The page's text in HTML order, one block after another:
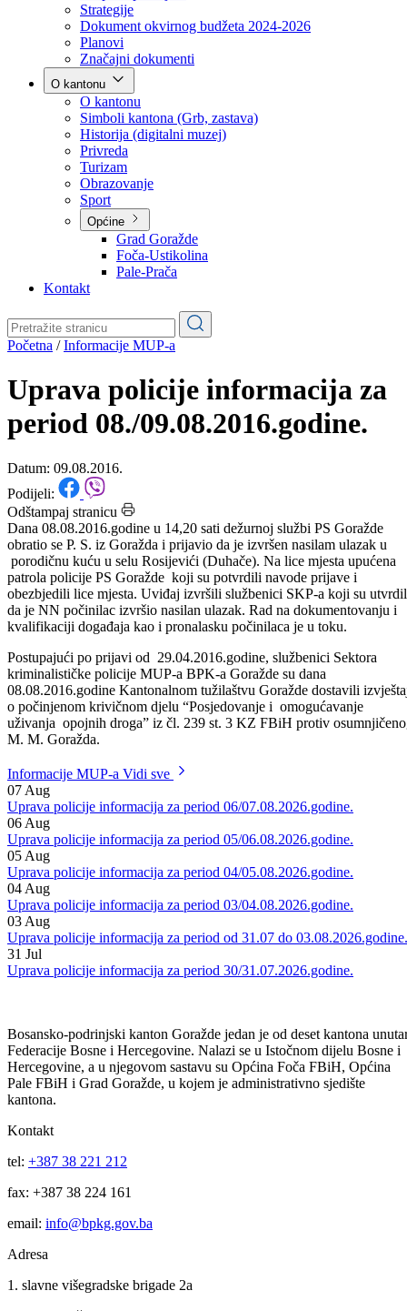
Poslovnik
Program rada Vlade
Ekspoze premijera
Strategije
Dokument okvirnog budžeta 2024-2026
Planovi
Značajni dokumenti
O kantonu
O kantonu
Simboli kantona (Grb, zastava)
Historija (digitalni muzej)
Privreda
Turizam
Obrazovanje
Općine
Pale-Prača
Kontakt
Početna/Informacije MUP-a
Uprava policije informacija za
period 08./09.08.2016.godine.
Datum: 09.08.2016.
Podijeli:
Odštampaj stranicu
Dana 08.08.2016.godine u 14,20 sati dežurnoj službi PS Goražde
obratio se P. S. iz Goražda i prijavio da je izvršen nasilam ulazak u
porodičnu kuću u selu Rosijevići (Duhače). Na lice mjesta upućena
patrola policije PS Goražde koji su potvrdili navode prijave i
da je NN počinilac izvršio nasilan ulazak. Rad na dokumentovanju i
kvalifikaciji događaja kao i pronalasku počinilaca je u toku.
Postupajući po prijavi od 29.04.2016.godine, službenici Sektora
kriminalističke policije MUP-a BPK-a Goražde su dana
08.08.2016.godine Kantonalnom tužilaštvu Goražde dostavili
uživanja opojnih droga” iz čl. 239 st. 3 KZ FBiH protiv
M. M. Goražda.
Informacije MUP-a
07Aug
Uprava policije informacija za period 06/07.08.2026.godine.
06Aug
Uprava policije informacija za period 05/06.08.2026.godine.
05Aug
Uprava policije informacija za period 04/05.08.2026.godine.
04Aug
Uprava policije informacija za period 03/04.08.2026.godine.
03Aug